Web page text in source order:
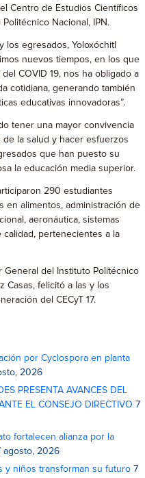
Centro de Estudios Científicos
Politécnico Nacional, IPN.
los egresados, Yoloxóchitl
nuevos tiempos, en los que
COVID 19, nos ha obligado a
cotidiana, generando también
educativas innovadoras”.
tener una mayor convivencia
de la salud y hacer esfuerzos
que han puesto su
la educación media superior.
290 estudiantes
en alimentos, administración de
aeronáutica, sistemas
pertenecientes a la
General del Instituto Politécnico
Casas, felicitó a las y los
del CECyT 17.
por Cyclospora en planta
2026
PRESENTA AVANCES DEL
EL CONSEJO DIRECTIVO 7
fortalecen alianza por la
agosto, 2026
y niños transforman su futuro 7